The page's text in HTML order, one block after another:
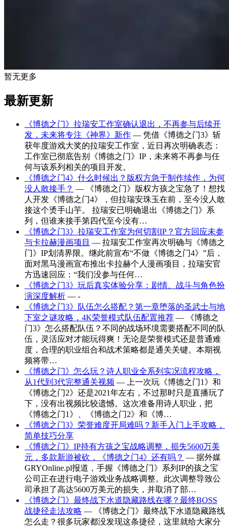
暂无更多
最新更新
《博德之门》拉瑞安工作室确认退出，不再参与后续开
发，未来将专注《神界》新作 — 凭借《博德之门3》斩
获年度游戏大奖的拉瑞安工作室，近日再次明确表态：
工作室已彻底告别《博德之门》IP，未来将不再参与任
何与该系列相关的项目开发。
《博德之门4》什么时候出？版权方急于制作续作，为何
没人敢接手？ — 《博德之门》版权方孩之宝急了！想找
人开发《博德之门4》，但拉瑞安珠玉在前，至今没人敢
接这个烫手山芋。 拉瑞安已明确退出《博德之门》系
列，但谁来接手第四代至今没有…
《博德之门3》拉瑞安工作室为何切割IP？官方回应未参
与卡拉赫漫画项目 — 拉瑞安工作室再次明确与《博德之
门》IP划清界限。继此前宣布“不做《博德之门4》”后，
面对黑马漫画宣布推出卡拉赫个人漫画项目，拉瑞安官
方迅速回应：“我们没参与任何…
《博德之门3》玩后真实体验分享：剧情、战斗与角色扮
演深度解析 — -
《博德之门3》队伍怎么搭配？第一章堕落的圣武士与地
下室之谜攻略，4K荣誉模式队伍配置推荐 — 《博德之
门3》怎么搭配队伍？不同的战场环境需要搭配不同的队
伍，灵活应对才能玩得爽！无论是荣誉模式还是普通难
度，合理的职业组合和战术策略都是通关关键。本期视
频将带…
《博德之门》怎么玩？诗人职业全系列实况流程攻略，
从1代到3代完整通关视频 — 上一次玩《博德之门1》和
《博德之门2》还是2021年左右，不过那时只是直播玩了
下，没有出视频比较遗憾。这次准备用诗人职业，把
《博德之门1》、《博德之门2》和《博…
《博德之门3》荣誉难度开局难吗？新手入门上手攻略，
简单技巧分享
《博德之门》IP持有方孩之宝战略调整，损失5600万美
元，多款新游被砍，《博德之门4》还有吗？ — 据外媒
GRYOnline.pl报道，手握《博德之门》系列IP的孩之宝
公司正在进行电子游戏业务战略调整。此次调整导致公
司承担了高达5600万美元的损失，并取消了部…
《博德之门》最终战下水道隐藏路线在哪？最终BOSS
战捷径走法攻略 — 《博德之门》最终战下水道隐藏路线
怎么走？很多玩家都没发现这条捷径，这里就给大家分